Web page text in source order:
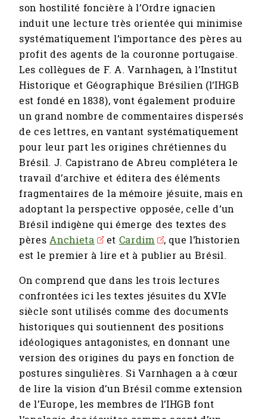
son hostilité foncière à l’Ordre ignacien
induit une lecture très orientée qui minimise
systématiquement l’importance des pères au
profit des agents de la couronne portugaise.
Les collègues de F. A. Varnhagen, à l’Institut
Historique et Géographique Brésilien (l’IHGB
est fondé en 1838), vont également produire
un grand nombre de commentaires dispersés
de ces lettres, en vantant systématiquement
pour leur part les origines chrétiennes du
Brésil. J. Capistrano de Abreu complétera le
travail d’archive et éditera des éléments
fragmentaires de la mémoire jésuite, mais en
adoptant la perspective opposée, celle d’un
Brésil indigène qui émerge des textes des
pèresAnchieta et Cardim
, que l’historien
est le premier à lire et à publier au Brésil.
On comprend que dans les trois lectures
confrontées ici les textes jésuites du XVIe
siècle sont utilisés comme des documents
historiques qui soutiennent des positions
idéologiques antagonistes, en donnant une
version des origines du pays en fonction de
postures singulières. Si Varnhagen a à cœur
de lire la vision d’un Brésil comme extension
de l’Europe, les membres de l’IHGB font